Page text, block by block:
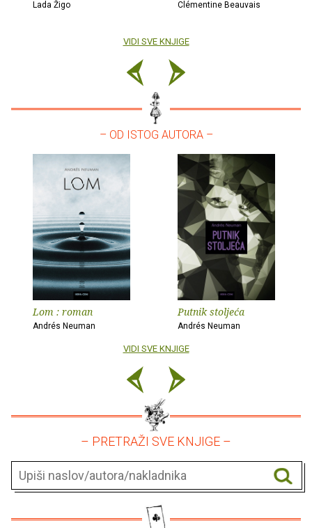
Lada Žigo Clémentine Beauvais
VIDI SVE KNJIGE
– OD ISTOG AUTORA –
Lom : roman
Andrés Neuman
Putnik stoljeća
Andrés Neuman
VIDI SVE KNJIGE
– PRETRAŽI SVE KNJIGE –